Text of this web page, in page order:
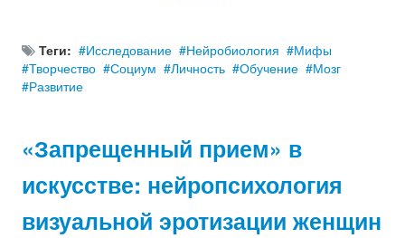
Теги: Исследование Нейробиология
Мифы
Творчество
Социум Личность Обучение
Мозг
Развитие
«Запрещенный прием» в
искусстве: нейропсихология
визуальной эротизации женщин